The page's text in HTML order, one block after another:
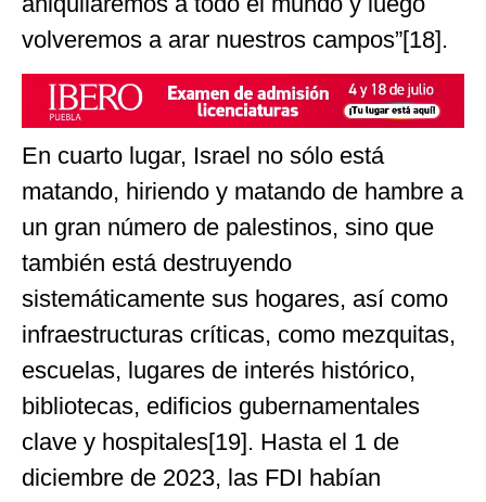
volveremos a arar nuestros campos”[18].
En cuarto lugar, Israel no sólo está
matando, hiriendo y matando de hambre a
un gran número de palestinos, sino que
también está destruyendo
sistemáticamente sus hogares, así como
infraestructuras críticas, como mezquitas,
escuelas, lugares de interés histórico,
bibliotecas, edificios gubernamentales
clave y hospitales[19]. Hasta el 1 de
diciembre de 2023, las FDI habían